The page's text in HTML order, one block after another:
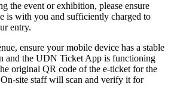
the event or exhibition, please ensure
is with you and sufficiently charged to
entry.
ensure your mobile device has a stable
and the UDN Ticket App is functioning
original QR code of the e-ticket for the
site staff will scan and verify it for